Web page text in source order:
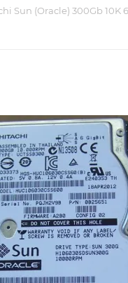
Sun (Oracle) 300Gb 10K